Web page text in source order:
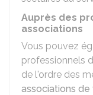
Auprès des
associations
Vous pouvez
professionnels
de l'ordre des
associations